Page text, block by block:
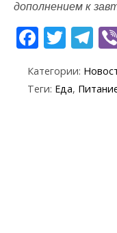
дополнением к
F
e
T
itt
er
T
e
Категории:
Теги: Еда,